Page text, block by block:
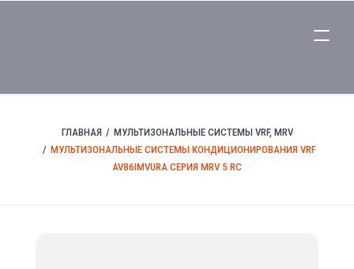
ГЛАВНАЯ
МУЛЬТИЗОНАЛЬНЫЕ СИСТЕМЫ VRF, MRV
МУЛЬТИЗОНАЛЬНЫЕ СИСТЕМЫ КОНДИЦИОНИРОВАНИЯ VRF
AV86IMVURA СЕРИЯ MRV 5 RC